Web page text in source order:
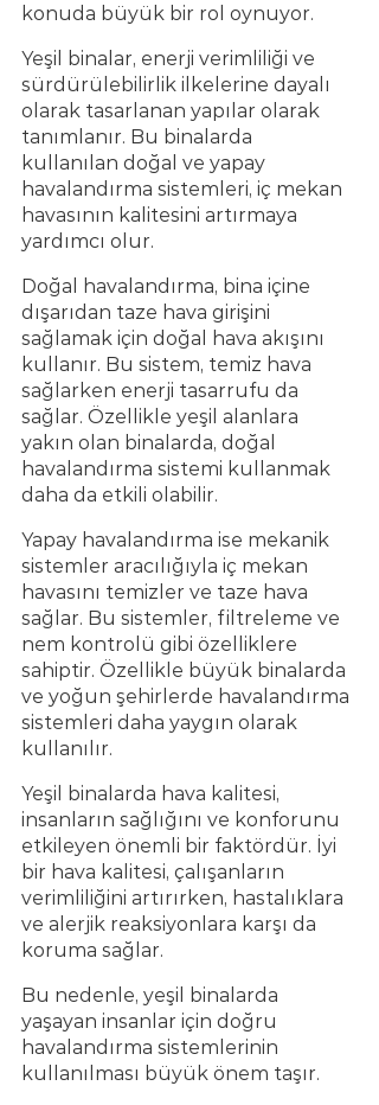
konuda büyük bir rol oynuyor.
Yeşil binalar, enerji verimliliği ve
sürdürülebilirlik ilkelerine dayalı
olarak tasarlanan yapılar olarak
tanımlanır. Bu binalarda
kullanılan doğal ve yapay
havalandırma sistemleri, iç mekan
havasının kalitesini artırmaya
yardımcı olur.
Doğal havalandırma, bina içine
dışarıdan taze hava girişini
sağlamak için doğal hava akışını
kullanır. Bu sistem, temiz hava
sağlarken enerji tasarrufu da
sağlar. Özellikle yeşil alanlara
yakın olan binalarda, doğal
havalandırma sistemi kullanmak
daha da etkili olabilir.
Yapay havalandırma ise mekanik
sistemler aracılığıyla iç mekan
havasını temizler ve taze hava
sağlar. Bu sistemler, filtreleme ve
nem kontrolü gibi özelliklere
sahiptir. Özellikle büyük binalarda
ve yoğun şehirlerde havalandırma
sistemleri daha yaygın olarak
kullanılır.
Yeşil binalarda hava kalitesi,
insanların sağlığını ve konforunu
etkileyen önemli bir faktördür. İyi
bir hava kalitesi, çalışanların
verimliliğini artırırken, hastalıklara
ve alerjik reaksiyonlara karşı da
koruma sağlar.
Bu nedenle, yeşil binalarda
yaşayan insanlar için doğru
havalandırma sistemlerinin
kullanılması büyük önem taşır.